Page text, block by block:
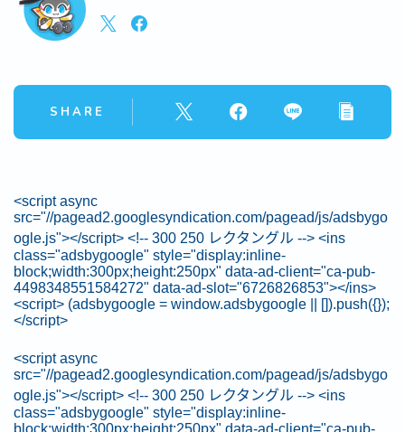
SHARE
<script async
src="//pagead2.googlesyndication.com/pagead/js/adsbygo
ogle.js"></script> <!-- 300 250 レクタングル --> <ins
class="adsbygoogle" style="display:inline-
block;width:300px;height:250px" data-ad-client="ca-pub-
4498348551584272" data-ad-slot="6726826853"></ins>
<script> (adsbygoogle = window.adsbygoogle || []).push({});
</script>
<script async
src="//pagead2.googlesyndication.com/pagead/js/adsbygo
ogle.js"></script> <!-- 300 250 レクタングル --> <ins
class="adsbygoogle" style="display:inline-
block;width:300px;height:250px" data-ad-client="ca-pub-